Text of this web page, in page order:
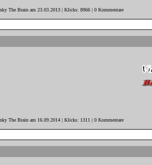
The Brain am 23.03.2013 | Klicks: 8966 | 0 Kommentare
The Brain am 16.09.2014 | Klicks: 1311 | 0 Kommentare